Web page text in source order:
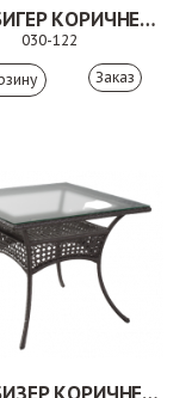
СТОЛ БИГЕР КОРИЧНЕВЫЙ
030-122
Заказ
СТОЛ БИЗЕР КОРИЧНЕВЫЙ